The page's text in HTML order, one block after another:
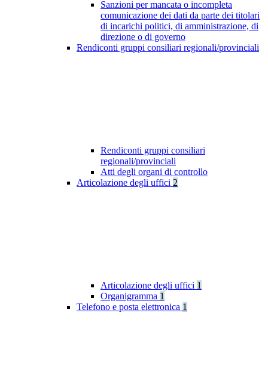
Sanzioni per mancata o incompleta
comunicazione dei dati da parte dei titolari
di incarichi politici, di amministrazione, di
direzione o di governo
Rendiconti gruppi consiliari regionali/provinciali
Rendiconti gruppi consiliari
regionali/provinciali
Atti degli organi di controllo
Articolazione degli uffici 2
Articolazione degli uffici 1
Organigramma 1
Telefono e posta elettronica 1